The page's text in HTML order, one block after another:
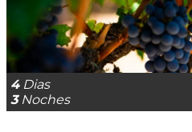
4Dias
3Noches